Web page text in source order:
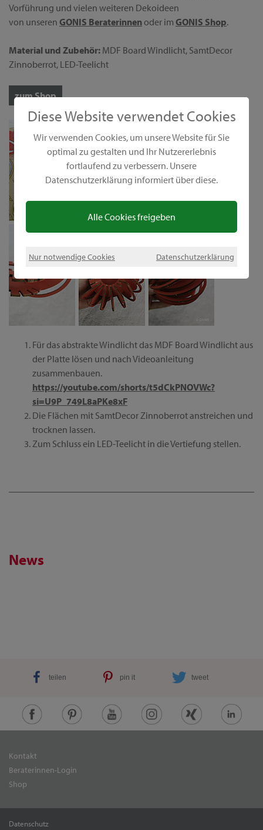
Diese Website verwendet Cookies
Wir verwenden Cookies, um unsere Website für Sie
optimal zu gestalten und Ihr Nutzererlebnis
fortlaufend zu verbessern. Unsere
Datenschutzerklärung informiert über diese.
Alle Cookies freigeben
Nur notwendige Cookies Datenschutzerklärung
Vorführung und vielen weiteren Dekoideen
von unseren GONIS Beraterinnenoder im GONIS Shop.
Material und Zubehör: MDF Board Windlicht, SamtDecor
Zinnoberrot, LED-Teelicht
zum Shop
Für das abstrakte Windlicht das MDF Board Windlicht aus
der Platte lösen und nach Videoanleitung
zusammenbauen.
https://youtube.com/shorts/t5dCkPNOVWc?
si=U9P_749L8aPKe8xF
Die Flächen mit SamtDecor Zinnoberrot anstreichen und
trocknen lassen.
Zum Schluss ein LED-Teelicht in die Vertiefung stellen.
News
teilen pin it tweet
Kontakt
Beraterinnen-Login
Shop
Datenschutz